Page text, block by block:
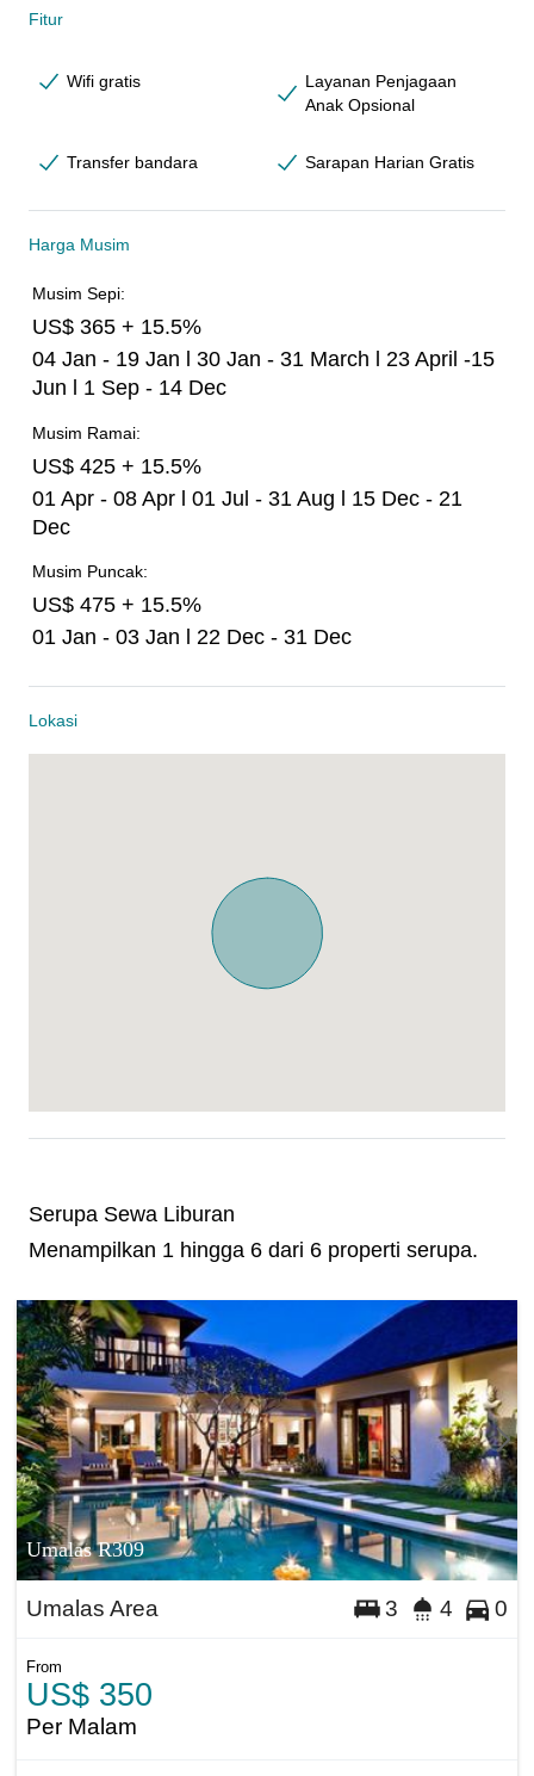
Fitur
Wifi gratis
Layanan Penjagaan
Anak Opsional
Transfer bandara Sarapan Harian Gratis
Harga Musim
Musim Sepi:
US$ 365 + 15.5%
04 Jan - 19 Jan l 30 Jan - 31 March l 23 April -15
Jun l 1 Sep - 14 Dec
Musim Ramai:
US$ 425 + 15.5%
01 Apr - 08 Apr l 01 Jul - 31 Aug l 15 Dec - 21
Dec
Musim Puncak:
US$ 475 + 15.5%
01 Jan - 03 Jan l 22 Dec - 31 Dec
Lokasi
Serupa Sewa Liburan
Menampilkan 1 hingga 6 dari 6 properti serupa.
Umalas R309
Umalas Area 3 4 0
From
US$ 350
Per Malam